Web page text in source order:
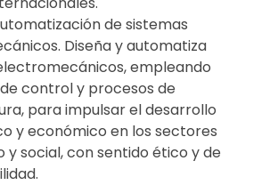
de sistemas
Diseña y automatiza
empleando
control y procesos de
para impulsar el desarrollo
y económico en los sectores
y social, con sentido ético y de